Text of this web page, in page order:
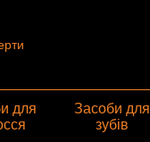
для
Засоби для
зубів